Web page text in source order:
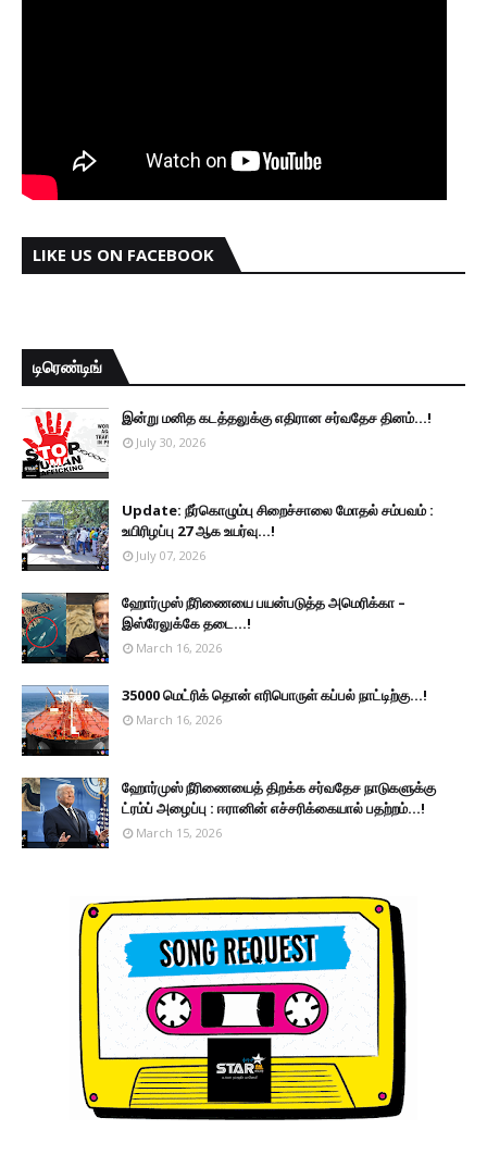
LIKE US ON FACEBOOK
டிரெண்டிங்
இன்று மனித கடத்தலுக்கு எதிரான சர்வதேச தினம்...!
July 30, 2026
Update: நீர்கொழும்பு சிறைச்சாலை மோதல் சம்பவம் :
உயிரிழப்பு 27 ஆக உயர்வு...!
July 07, 2026
ஹோர்முஸ் நீரிணையை பயன்படுத்த அமெரிக்கா –
இஸ்ரேலுக்கே தடை...!
March 16, 2026
35000 மெட்ரிக் தொன் எரிபொருள் கப்பல் நாட்டிற்கு...!
March 16, 2026
ஹோர்முஸ் நீரிணையைத் திறக்க சர்வதேச நாடுகளுக்கு
ட்ரம்ப் அழைப்பு : ஈரானின் எச்சரிக்கையால் பதற்றம்...!
March 15, 2026